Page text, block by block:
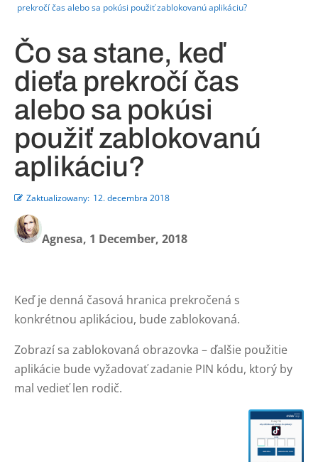
prekročí čas alebo sa pokúsi použiť zablokovanú aplikáciu?
Čo sa stane, keď
dieťa prekročí čas
alebo sa pokúsi
použiť zablokovanú
aplikáciu?
Zaktualizowany: 12. decembra 2018
Agnesa, 1 December, 2018
Keď je denná časová hranica prekročená s
konkrétnou aplikáciou, bude zablokovaná.
Zobrazí sa zablokovaná obrazovka – ďalšie použitie
aplikácie bude vyžadovať zadanie PIN kódu, ktorý by
mal vedieť len rodič.